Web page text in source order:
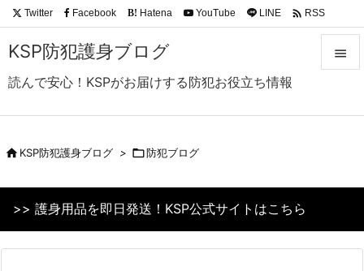
KSP防犯護身ブログ
読んで安心！KSPがお届けする防犯お役立ち情報

前へ
次へ
Twitter Facebook B! Hatena YouTube LINE  RSS
KSP防犯護身ブログ > 防犯ブログ
>> 護身用品を即日発送！KSP公式サイトはこちら